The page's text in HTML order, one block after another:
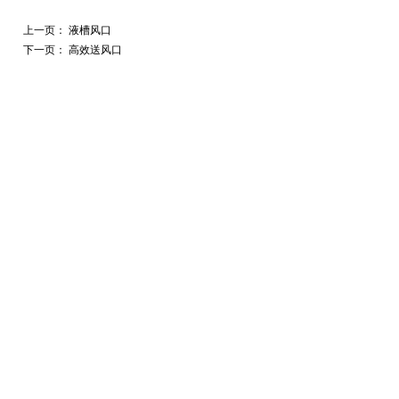
上一页： 液槽风口
下一页： 高效送风口